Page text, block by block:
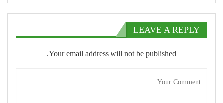
LEAVE A REPLY
Your email address will not be published.